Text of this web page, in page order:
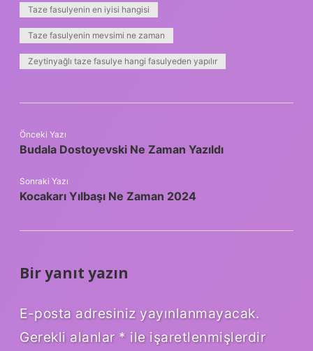
Taze fasulyenin en iyisi hangisi
Taze fasulyenin mevsimi ne zaman
Zeytinyağlı taze fasulye hangi fasulyeden yapılır
Önceki Yazı
Budala Dostoyevski Ne Zaman Yazıldı
Sonraki Yazı
Kocakarı Yılbaşı Ne Zaman 2024
Bir yanıt yazın
E-posta adresiniz yayınlanmayacak.
Gerekli alanlar * ile işaretlenmişlerdir